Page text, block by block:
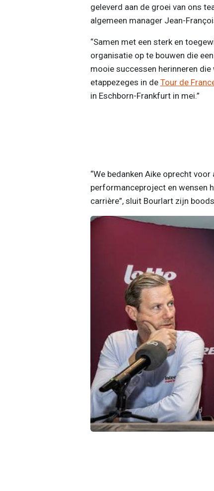
geleverd aan de groei van ons
algemeen manager Jean-
“Samen met een sterk en
organisatie op te bouwen die
mooie successen herinneren
etappezeges in de Tour de
in Eschborn-Frankfurt in mei.”
“We bedanken Aike oprecht
performanceproject en wensen
carrière”, sluit Bourlart zijn